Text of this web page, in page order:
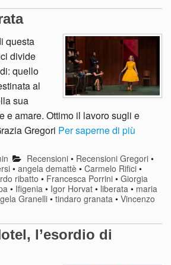
questa
divide
quello
al
sua
e amare. Ottimo il lavoro sugli e
Gregori Per saperne di più
Recensioni• Recensioni Gregori•
•angela demattè •Carmelo Rifici •
ribatto • Francesca Porrini • Giorgia
• Ifigenia • Igor Horvat • liberata • maria
Granelli • tindaro granata • Vincenzo
l’esordio di